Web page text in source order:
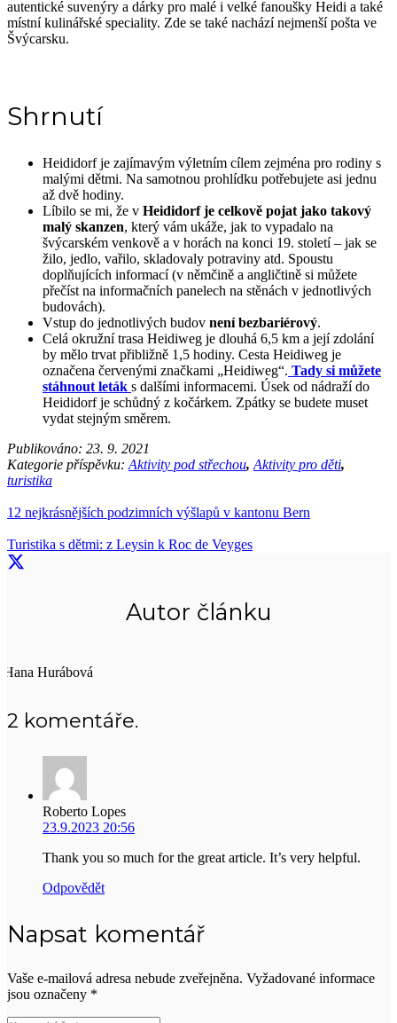
autentické suvenýry a dárky pro malé i velké fanoušky Heidi a také
místní kulinářské speciality. Zde se také nachází nejmenší pošta ve
Švýcarsku.
Shrnutí
Heididorf je zajímavým výletním cílem zejména pro rodiny s
malými dětmi. Na samotnou prohlídku potřebujete asi jednu
až dvě hodiny.
Líbilo se mi, že v Heididorf je celkově pojat jako takový
malý skanzen, který vám ukáže, jak to vypadalo na
švýcarském venkově a v horách na konci 19. století – jak se
žilo, jedlo, vařilo, skladovaly potraviny atd. Spoustu
doplňujících informací (v němčině a angličtině si můžete
přečíst na informačních panelech na stěnách v jednotlivých
budovách).
Vstup do jednotlivých budov není bezbariérový.
Celá okružní trasa Heidiweg je dlouhá 6,5 km a její zdolání
by mělo trvat přibližně 1,5 hodiny. Cesta Heidiweg je
označena červenými značkami „Heidiweg“. Tady si můžete
stáhnout leták s dalšími informacemi. Úsek od nádraží do
Heididorf je schůdný z kočárkem. Zpátky se budete muset
vydat stejným směrem.
Publikováno: 23. 9. 2021
Kategorie příspěvku: Aktivity pod střechou, Aktivity pro děti,
turistika
12 nejkrásnějších podzimních výšlapů v kantonu Bern
Turistika s dětmi: z Leysin k Roc de Veyges
Autor článku
Hana Hurábová
2 komentáře.
Roberto Lopes
23.9.2023 20:56
Thank you so much for the great article. It’s very helpful.
Odpovědět
Napsat komentář
Vaše e-mailová adresa nebude zveřejněna. Vyžadované informace
jsou označeny *